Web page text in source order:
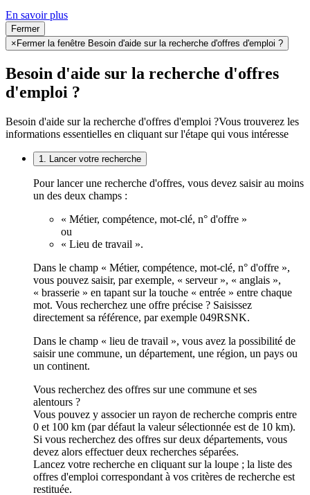
En savoir plus
Fermer
× Fermer la fenêtre Besoin d'aide sur la recherche d'offres d'emploi ?
Besoin d'aide sur la recherche d'offres
d'emploi ?
Besoin d'aide sur la recherche d'offres d'emploi ?Vous trouverez les
informations essentielles en cliquant sur l'étape qui vous intéresse
1. Lancer votre recherche
Pour lancer une recherche d'offres, vous devez saisir au moins
un des deux champs :
« Métier, compétence, mot-clé, n° d'offre »
ou
« Lieu de travail ».
Dans le champ « Métier, compétence, mot-clé, n° d'offre »,
vous pouvez saisir, par exemple, « serveur », « anglais »,
« brasserie » en tapant sur la touche « entrée » entre chaque
mot. Vous recherchez une offre précise ? Saisissez
directement sa référence, par exemple 049RSNK.
Dans le champ « lieu de travail », vous avez la possibilité de
saisir une commune, un département, une région, un pays ou
un continent.
Vous recherchez des offres sur une commune et ses
alentours ?
Vous pouvez y associer un rayon de recherche compris entre
0 et 100 km (par défaut la valeur sélectionnée est de 10 km).
Si vous recherchez des offres sur deux départements, vous
devez alors effectuer deux recherches séparées.
Lancez votre recherche en cliquant sur la loupe ; la liste des
offres d'emploi correspondant à vos critères de recherche est
restituée.